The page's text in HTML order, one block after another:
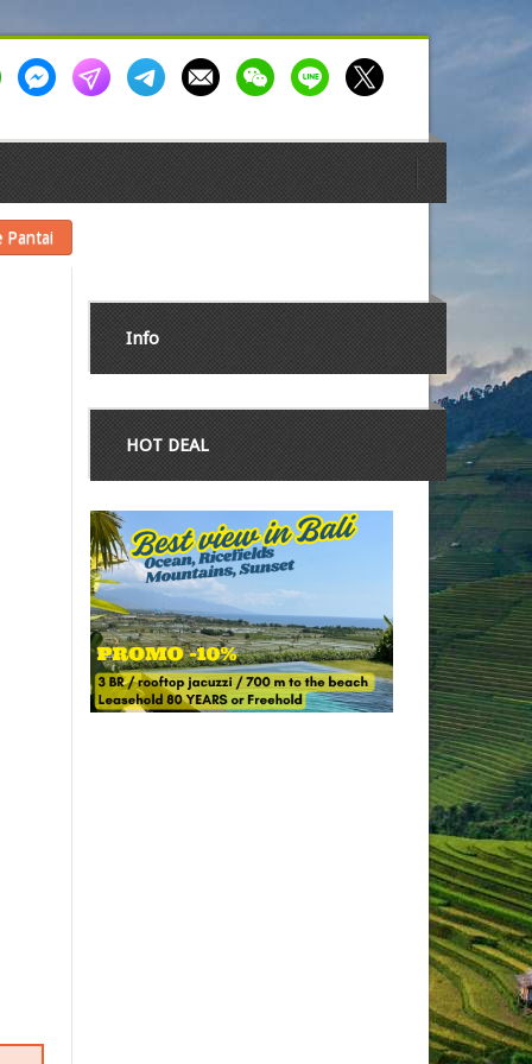
Pantai
Info
HOT DEAL